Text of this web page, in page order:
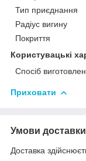
Тип приєднання
Радіус вигину
Покриття
Користувацькі
Спосіб
Приховати
Умови доставки
Доставка